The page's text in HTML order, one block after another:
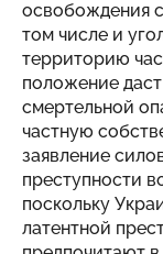
освобождения
том числе и
территорию
положение
смертельной
частную
заявление
преступности
поскольку
латентной